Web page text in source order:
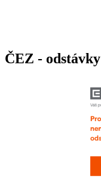
ČEZ - odstávky